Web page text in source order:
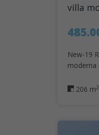
villa
New-19
moderna
206 m2